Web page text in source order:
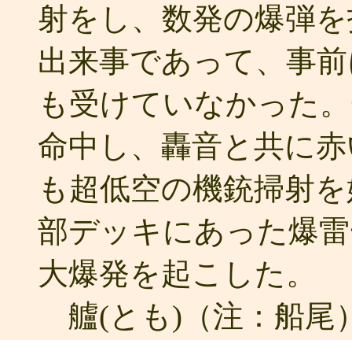
射をし、数発の爆弾
出来事であって、事
も受けていなかった
命中し、轟音と共に
も超低空の機銃掃射
部デッキにあった爆
大爆発を起こした。
艫(とも)（注：船尾